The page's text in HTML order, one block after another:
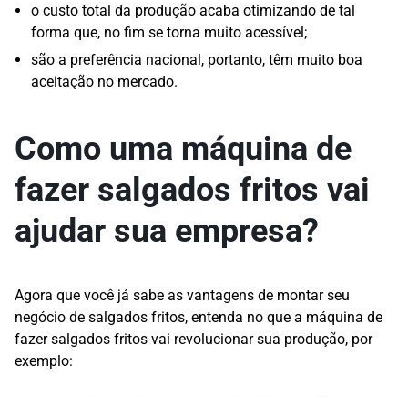
o custo total da produção acaba otimizando de tal
forma que, no fim se torna muito acessível;
são a preferência nacional, portanto, têm muito boa
aceitação no mercado.
Como uma máquina de
fazer salgados fritos vai
ajudar sua empresa?
Agora que você já sabe as vantagens de montar seu
negócio de salgados fritos, entenda no que a máquina de
fazer salgados fritos vai revolucionar sua produção, por
exemplo: